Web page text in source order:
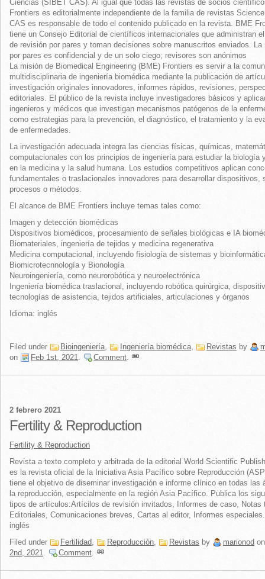
Ciencias (SIBET CAS). Al igual que todas las revistas de socios
Frontiers es editorialmente independiente de la familia de revistas
CAS es responsable de todo el contenido publicado en la revista. BME
tiene un Consejo Editorial de científicos internacionales que administran
de revisión por pares y toman decisiones sobre manuscritos enviados. La
por pares es confidencial y de un solo ciego; revisores son anónimos
La misión de Biomedical Engineering (BME) Frontiers es servir a la
multidisciplinaria de ingeniería biomédica mediante la publicación de
investigación originales innovadores, informes rápidos, revisiones,
editoriales. El público de la revista incluye investigadores básicos y
ingenieros y médicos que investigan mecanismos patógenos de la
como estrategias para la prevención, el diagnóstico, el tratamiento y la
de enfermedades.
La investigación adecuada integra las ciencias físicas, químicas,
computacionales con los principios de ingeniería para estudiar la biología
en la medicina y la salud humana. Los estudios competitivos aplican
fundamentales o traslacionales innovadores para desarrollar dispositivos,
procesos o métodos.
El alcance de BME Frontiers incluye temas tales como:
Imagen y detección biomédicas
Dispositivos biomédicos, procesamiento de señales biológicas e IA
Biomateriales, ingeniería de tejidos y medicina regenerativa
Medicina computacional, incluyendo fisiología de sistemas y
Biomicrotecnnología y Bionología
Neuroingeniería, como neurorobótica y neuroelectrónica
Ingeniería biomédica traslacional, incluyendo robótica quirúrgica,
tecnologías de asistencia, tejidos artificiales, articulaciones y órganos
Idioma: inglés
Filed under Bioingeniería, Ingeniería biomédica, Revistas by
on
Feb 1st, 2021. Comment.
2 febrero 2021
Fertility & Reproduction
Fertility & Reproduction
Revista a texto completo y arbitrada de la editorial World Scientific
es la revista oficial de la Iniciativa Asia Pacífico sobre Reproducción
tiene el objetivo de diseminar investigación e informe clínico en todas las
la reproducción, especialmente en la región Asia Pacífico. Publica los
tipos de artículos:Artícilos de revisión invitados, Informes de caso, Notas
Editoriales, Comunicaciones breves, Cartas al editor, Informes
inglés
Filed under
Fertilidad, Reproducción, Revistas by marionod
2nd, 2021. Comment.